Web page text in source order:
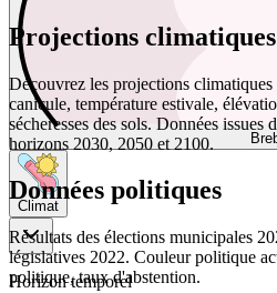
Climat
Horizon temporel
Projections
Découvrez les projections
canicule, température estivale,
sécheresses des sols. Données
horizons 2030, 2050 et 2100.
Données politiques
Résultats des élections municipales
législatives 2022. Couleur politique
politique, taux d'abstention.